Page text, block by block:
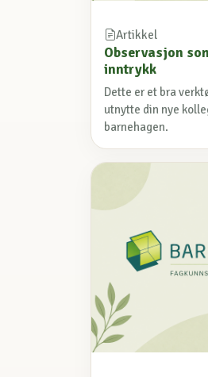
Artikkel
Observasjon
inntrykk
Dette er et bra
utnytte din nye
barnehagen.